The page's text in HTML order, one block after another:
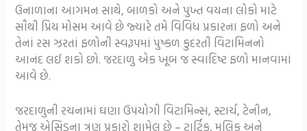
ઉનાળાના આગમન સાથે, બાળકો અને પુખ્ત વયના લોકો માટે
સૌથી પ્રિય મોસમ આવે છે જ્યારે તમે વિવિધ પ્રકારના ફળો અને
તેનાં રસ ઝરતાં ફળોની સ્વરૂપમાં પુષ્કળ કુદરતી વિટામિનનો
આનંદ લઈ શકો છો. જરદાળુ એક ખૂબ જ સ્વાદિષ્ટ ફળો માનવામાં
આવે છે.
જરદાળુની રચનામાં ઘણા ઉપયોગી વિટામિન્સ, સ્ટાર્ચ, ટેનીન,
તેમજ એસિડના ત્રણ પ્રકારો શામેલ છે – ટાર્ટિક, મલિક અને